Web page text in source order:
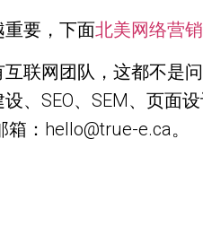
要，下面北美网络营销
联网团队，这都不是
、SEO、SEM、页面
：hello@true-e.ca。